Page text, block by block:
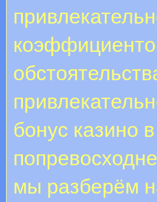
бонус казино
мы разберём